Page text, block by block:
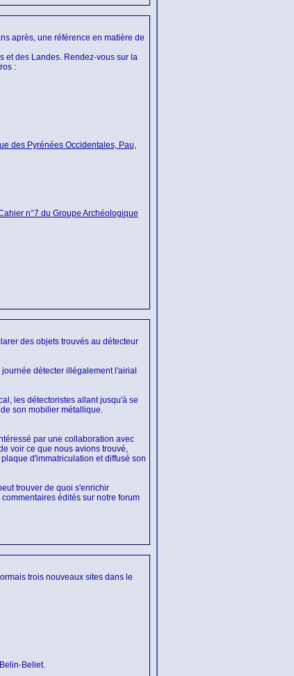
après, une référence en matière de
et des Landes. Rendez-vous sur la
:
des Pyrénées Occidentales, Pau,
n°7 du Groupe Archéologique
des objets trouvés au détecteur
détecter illégalement l'airial
les détectoristes allant jusqu'à se
son mobilier métallique.
par une collaboration avec
voir ce que nous avions trouvé,
d'immatriculation et diffusé son
trouver de quoi s'enrichir
édités sur notre forum
trois nouveaux sites dans le
Beliet.